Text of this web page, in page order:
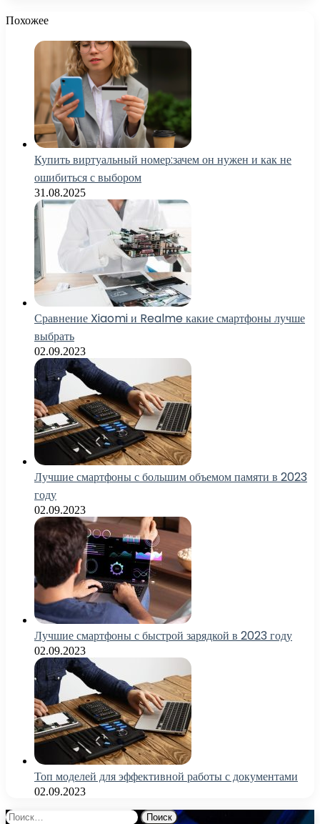
Похожее
Купить виртуальный номер:зачем он нужен и как не
ошибиться с выбором
31.08.2025
Сравнение Xiaomi и Realme какие смартфоны лучше
выбрать
02.09.2023
Лучшие смартфоны с большим объемом памяти в 2023
году
02.09.2023
Лучшие смартфоны с быстрой зарядкой в 2023 году
02.09.2023
Топ моделей для эффективной работы с документами
02.09.2023
Найти: